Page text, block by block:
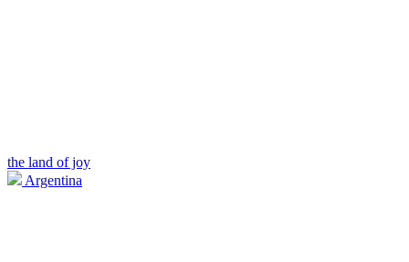
the land of joy
Argentina